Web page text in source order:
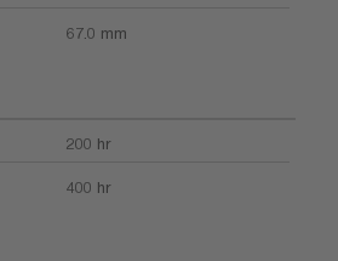
67.0 mm
200 hr
400 hr